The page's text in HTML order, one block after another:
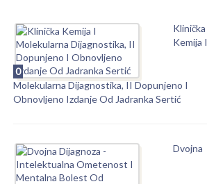
0
Klinička
Kemija I
Molekularna Dijagnostika, II Dopunjeno I
Obnovljeno Izdanje Od Jadranka Sertić
Dvojna